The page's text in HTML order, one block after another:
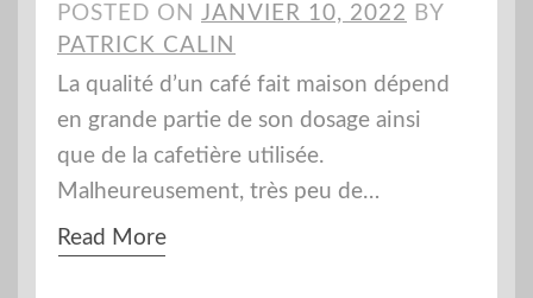
POSTED ON JANVIER 10, 2022 BY
PATRICK CALIN
La qualité d’un café fait maison dépend
en grande partie de son dosage ainsi
que de la cafetière utilisée.
Malheureusement, très peu de…
Read More